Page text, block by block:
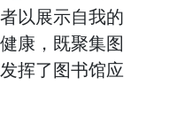
以展示自我的
康，既聚集图
挥了图书馆应